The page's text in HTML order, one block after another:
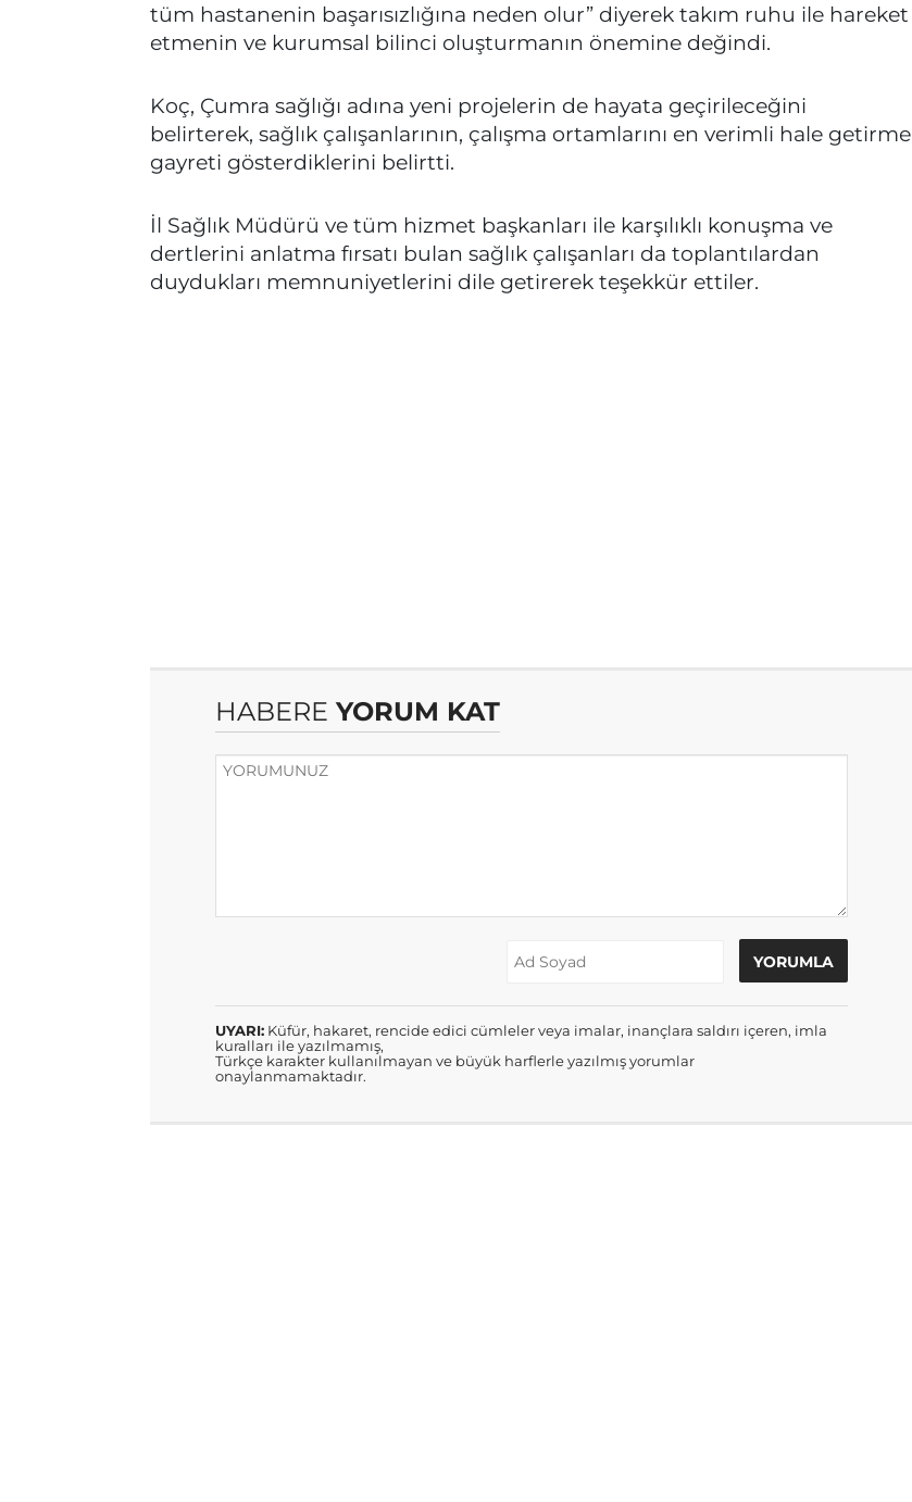
tüm hastanenin başarısızlığına neden olur” diyerek takım ruhu ile hareket
etmenin ve kurumsal bilinci oluşturmanın önemine değindi.
Koç, Çumra sağlığı adına yeni projelerin de hayata geçirileceğini
belirterek, sağlık çalışanlarının, çalışma ortamlarını en verimli hale getirme
gayreti gösterdiklerini belirtti.
İl Sağlık Müdürü ve tüm hizmet başkanları ile karşılıklı konuşma ve
dertlerini anlatma fırsatı bulan sağlık çalışanları da toplantılardan
duydukları memnuniyetlerini dile getirerek teşekkür ettiler.
HABERE YORUM KAT
UYARI: Küfür, hakaret, rencide edici cümleler veya imalar, inançlara saldırı içeren, imla
kuralları ile yazılmamış,
Türkçe karakter kullanılmayan ve büyük harflerle yazılmış yorumlar
onaylanmamaktadır.